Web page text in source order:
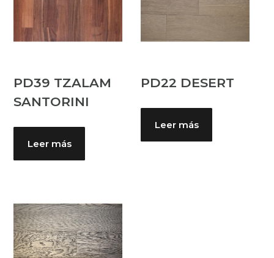
PD39 TZALAM
SANTORINI
Leer más
PD22 DESERT
Leer más